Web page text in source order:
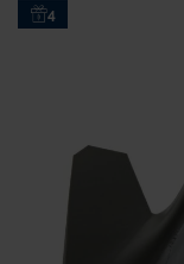
Zum4